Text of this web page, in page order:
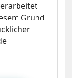
Grund